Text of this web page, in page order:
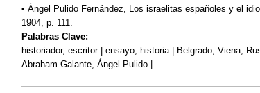
• Ángel Pulido Fernández, Los israelitas españoles y el
1904, p. 111.
Palabras Clave:
historiador, escritor | ensayo, historia | Belgrado, Viena,
Abraham Galante, Ángel Pulido |